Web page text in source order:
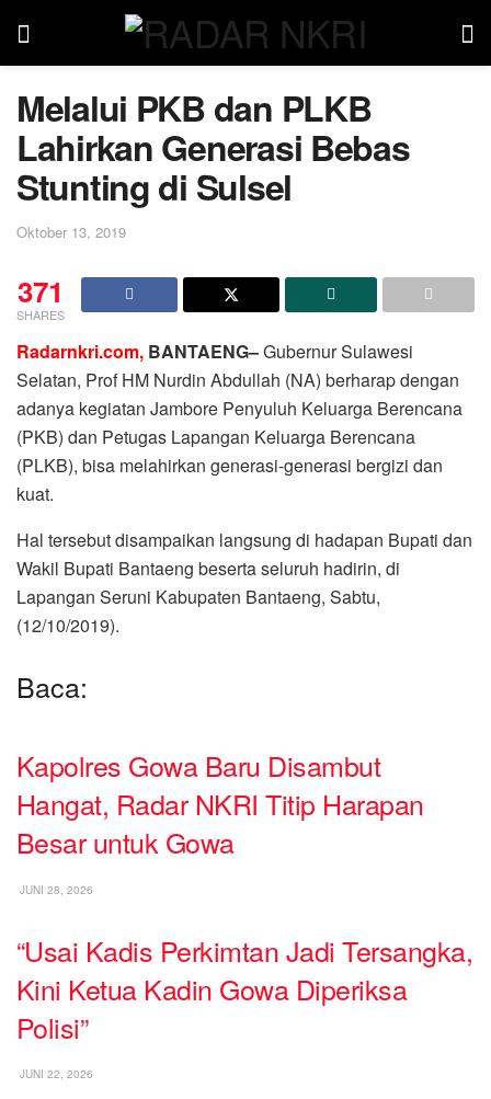
Melalui PKB dan PLKB
Lahirkan Generasi Bebas
Stunting di Sulsel
Oktober 13, 2019
371
SHARES
Radarnkri.com, BANTAENG–Gubernur Sulawesi
Selatan, Prof HM Nurdin Abdullah (NA) berharap dengan
adanya kegiatan Jambore Penyuluh Keluarga Berencana
(PKB) dan Petugas Lapangan Keluarga Berencana
(PLKB), bisa melahirkan generasi-generasi bergizi dan
kuat.
Hal tersebut disampaikan langsung di hadapan Bupati dan
Wakil Bupati Bantaeng beserta seluruh hadirin, di
Lapangan Seruni Kabupaten Bantaeng, Sabtu,
(12/10/2019).
Baca:
Kapolres Gowa Baru Disambut
Hangat, Radar NKRI Titip Harapan
Besar untuk Gowa
JUNI 28, 2026
“Usai Kadis Perkimtan Jadi Tersangka,
Kini Ketua Kadin Gowa Diperiksa
Polisi”
JUNI 22, 2026